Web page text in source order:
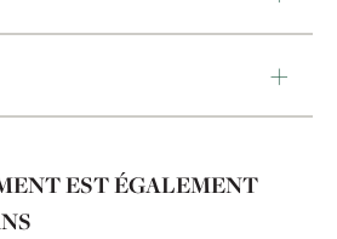
EST ÉGALEMENT